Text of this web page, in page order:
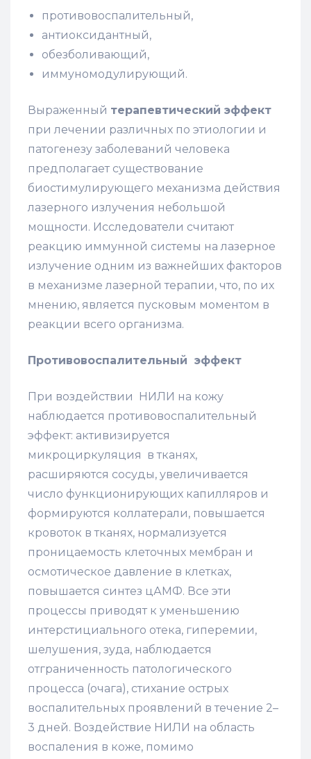
противовоспалительный,
антиоксидантный,
обезболивающий,
иммуномодулирующий.
Выраженный терапевтический эффект
при лечении различных по этиологии и
патогенезу заболеваний человека
предполагает существование
биостимулирующего механизма действия
лазерного излучения небольшой
мощности. Исследователи считают
реакцию иммунной системы на лазерное
излучение одним из важнейших факторов
в механизме лазерной терапии, что, по их
мнению, является пусковым моментом в
реакции всего организма.
Противовоспалительный эффект
При воздействии НИЛИ на кожу
наблюдается противовоспалительный
эффект: активизируется
микроциркуляция в тканях,
расширяются сосуды, увеличивается
число функционирующих капилляров и
формируются коллатерали, повышается
кровоток в тканях, нормализуется
проницаемость клеточных мембран и
осмотическое давление в клетках,
повышается синтез цАМФ. Все эти
процессы приводят к уменьшению
интерстициального отека, гиперемии,
шелушения, зуда, наблюдается
отграниченность патологического
процесса (очага), стихание острых
воспалительных проявлений в течение 2–
3 дней. Воздействие НИЛИ на область
воспаления в коже, помимо